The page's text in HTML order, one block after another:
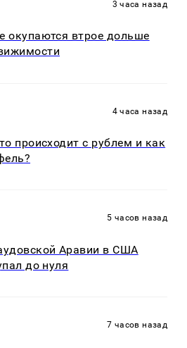
3 часа назад
окупаются втрое дольше
4 часа назад
происходит с рублем и как
5 часов назад
Аравии в США
до нуля
7 часов назад